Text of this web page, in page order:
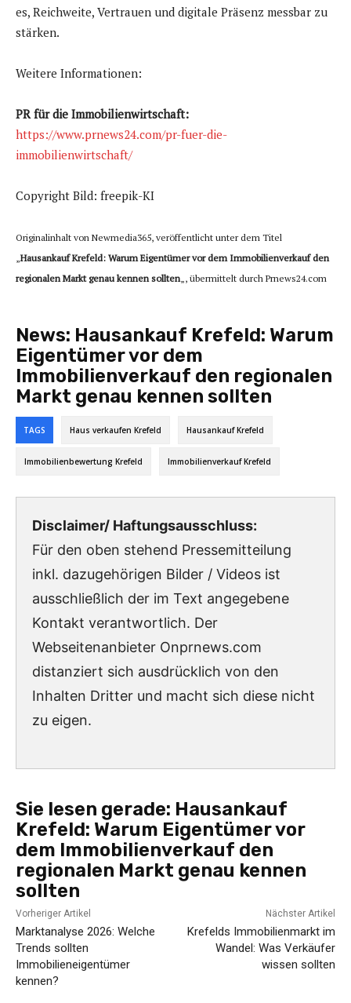
es, Reichweite, Vertrauen und digitale Präsenz messbar zu
stärken.
Weitere Informationen:
PR für die Immobilienwirtschaft:
https://www.prnews24.com/pr-fuer-die-
immobilienwirtschaft/
Copyright Bild: freepik-KI
Originalinhalt von Newmedia365, veröffentlicht unter dem Titel
Hausankauf Krefeld: Warum Eigentümer vor dem Immobilienverkauf den
regionalen Markt genau kennen sollten „, übermittelt durch Prnews24.com
News: Hausankauf Krefeld: Warum
Eigentümer vor dem
Immobilienverkauf den regionalen
Markt genau kennen sollten
TAGS Haus verkaufen Krefeld Hausankauf Krefeld
Immobilienbewertung Krefeld Immobilienverkauf Krefeld
Disclaimer/ Haftungsausschluss:
Für den oben stehend Pressemitteilung
inkl. dazugehörigen Bilder / Videos ist
ausschließlich der im Text angegebene
Kontakt verantwortlich. Der
Webseitenanbieter Onprnews.com
distanziert sich ausdrücklich von den
Inhalten Dritter und macht sich diese nicht
zu eigen.
Sie lesen gerade: Hausankauf
Krefeld: Warum Eigentümer vor
dem Immobilienverkauf den
regionalen Markt genau kennen
sollten
Vorheriger Artikel
Marktanalyse 2026: Welche
Trends sollten
Immobilieneigentümer
kennen?
Nächster Artikel
Krefelds Immobilienmarkt im
Wandel: Was Verkäufer
wissen sollten